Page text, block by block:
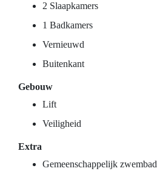
2 Slaapkamers
1 Badkamers
Vernieuwd
Buitenkant
Gebouw
Lift
Veiligheid
Extra
Gemeenschappelijk zwembad